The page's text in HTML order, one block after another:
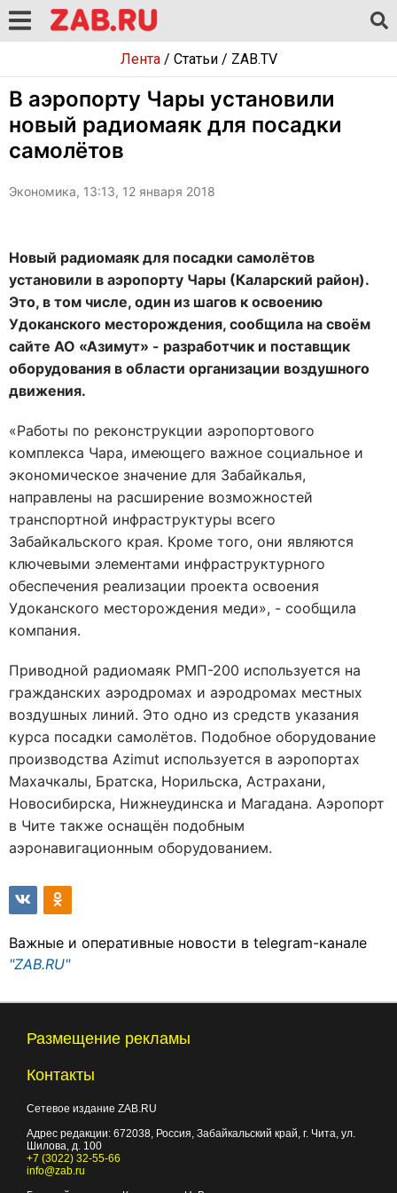
Лента/ Статьи/ ZAB.TV
В аэропорту Чары установили
новый радиомаяк для посадки
самолётов
Экономика, 13:13, 12 января 2018
Новый радиомаяк для посадки самолётов
установили в аэропорту Чары (Каларский район).
Это, в том числе, один из шагов к освоению
Удоканского месторождения, сообщила на своём
сайте АО «Азимут» - разработчик и поставщик
оборудования в области организации воздушного
движения.
«Работы по реконструкции аэропортового
комплекса Чара, имеющего важное социальное и
экономическое значение для Забайкалья,
направлены на расширение возможностей
транспортной инфраструктуры всего
Забайкальского края. Кроме того, они являются
ключевыми элементами инфраструктурного
обеспечения реализации проекта освоения
Удоканского месторождения меди», - сообщила
компания.
Приводной радиомаяк РМП-200 используется на
гражданских аэродромах и аэродромах местных
воздушных линий. Это одно из средств указания
курса посадки самолётов. Подобное оборудование
производства Azimut используется в аэропортах
Махачкалы, Братска, Норильска, Астрахани,
Новосибирска, Нижнеудинска и Магадана. Аэропорт
в Чите также оснащён подобным
аэронавигационным оборудованием.
Важные и оперативные новости в telegram-канале
"ZAB.RU"
Размещение рекламы
Контакты
Сетевое издание ZAB.RU
Адрес редакции: 672038, Россия, Забайкальский край, г. Чита, ул.
Шилова, д. 100
+7 (3022) 32-55-66
info@zab.ru